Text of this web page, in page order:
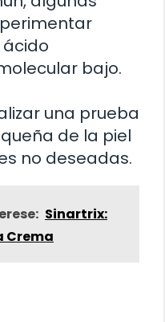
bajo.
una prueba
de la piel
no deseadas.
Sinartrix:
Crema